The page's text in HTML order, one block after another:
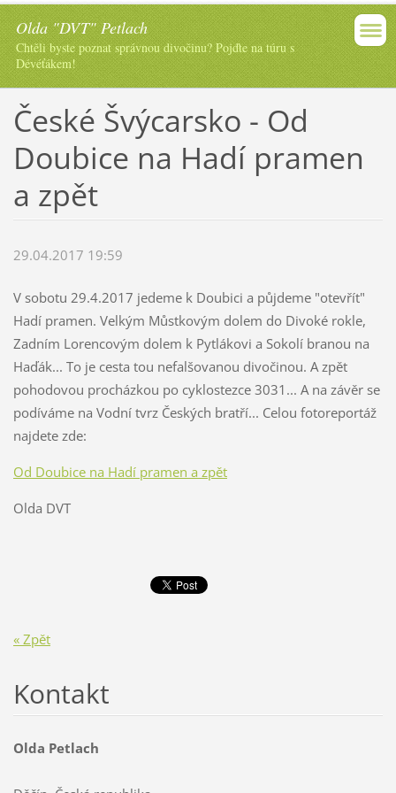
Olda "DVT" Petlach
Chtěli byste poznat správnou divočinu? Pojďte na túru s
Dévéťákem!
České Švýcarsko - Od
Doubice na Hadí pramen
a zpět
29.04.2017 19:59
V sobotu 29.4.2017 jedeme k Doubici a půjdeme "otevřít"
Hadí pramen. Velkým Můstkovým dolem do Divoké rokle,
Zadním Lorencovým dolem k Pytlákovi a Sokolí branou na
Haďák... To je cesta tou nefalšovanou divočinou. A zpět
pohodovou procházkou po cyklostezce 3031... A na závěr se
podíváme na Vodní tvrz Českých bratří... Celou fotoreportáž
najdete zde:
Od Doubice na Hadí pramen a zpět
Olda DVT
« Zpět
Kontakt
Olda Petlach